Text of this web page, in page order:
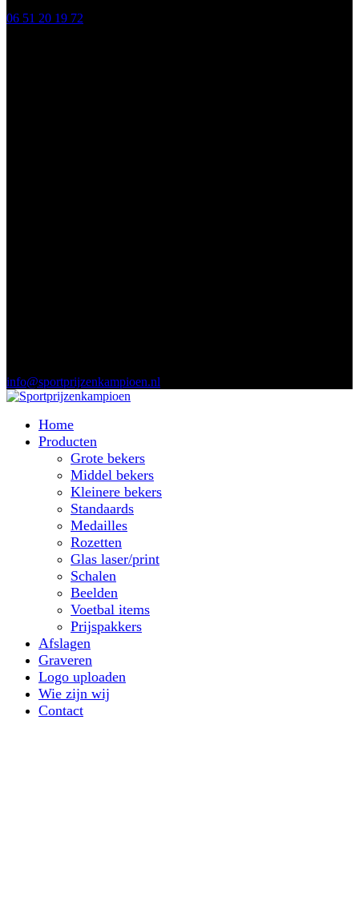
06 51 20 19 72
info@sportprijzenkampioen.nl
Home
Producten
Grote bekers
Middel bekers
Kleinere bekers
Standaards
Medailles
Rozetten
Glas laser/print
Schalen
Beelden
Voetbal items
Prijspakkers
Afslagen
Graveren
Logo uploaden
Wie zijn wij
Contact